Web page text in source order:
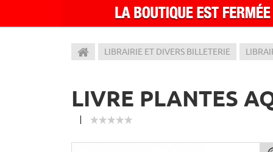
LIBRAIRIE ET DIVERS BILLETERIE
LIVRE PLANTES